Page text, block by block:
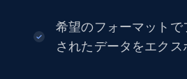
eCommerce
希望のフォーマット
されたデータをエクス